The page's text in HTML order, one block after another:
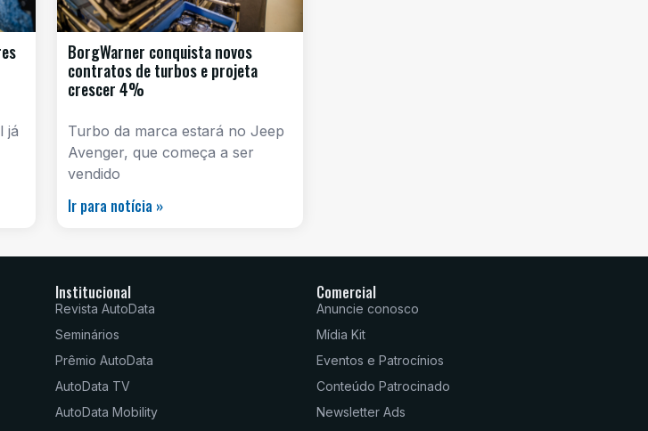
já
BorgWarner conquista novos
contratos de turbos e projeta
crescer 4%
Turbo da marca estará no Jeep
Avenger, que começa a ser
vendido
Ir para notícia »
Institucional
Revista AutoData
Seminários
Prêmio AutoData
AutoData TV
AutoData Mobility
Comercial
Anuncie conosco
Mídia Kit
Eventos e Patrocínios
Conteúdo Patrocinado
Newsletter Ads